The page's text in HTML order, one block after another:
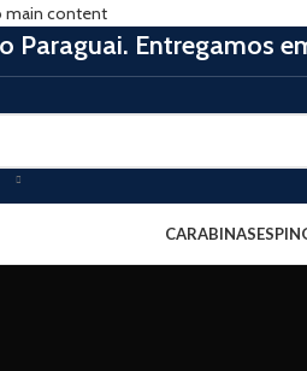
main content
Paraguai. Entregamos
CARABINAS